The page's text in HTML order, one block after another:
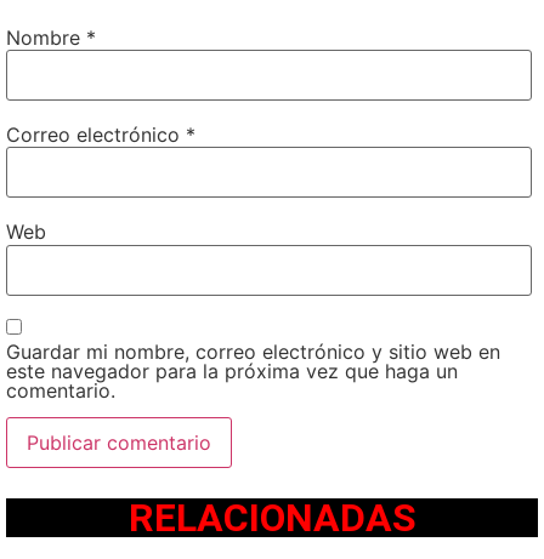
Nombre *
Correo electrónico *
Web
Guardar mi nombre, correo electrónico y sitio web en
este navegador para la próxima vez que haga un
comentario.
RELACIONADAS